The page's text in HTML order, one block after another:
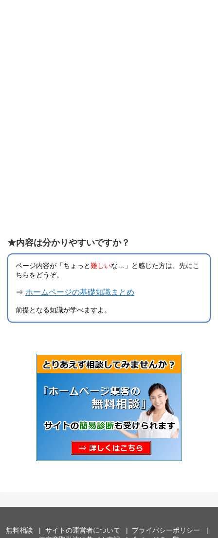
★内容は分かりやすいですか？
ページ内容が「ちょっと難しいな…」と感じた方は、先にこ
ちらをどうぞ。
⇒ ホームページの基礎知識まとめ
前提となる知識が学べますよ。
無料相談 サイトの運営者について
プライバシーポリシー